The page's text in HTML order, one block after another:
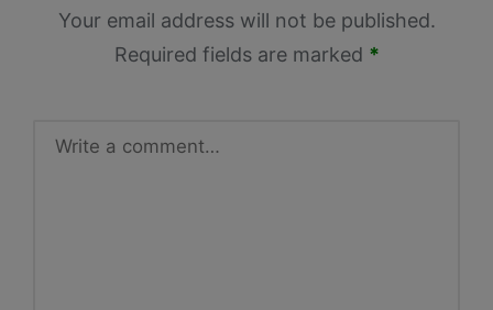
Your email address will not be published.
Required fields are marked *